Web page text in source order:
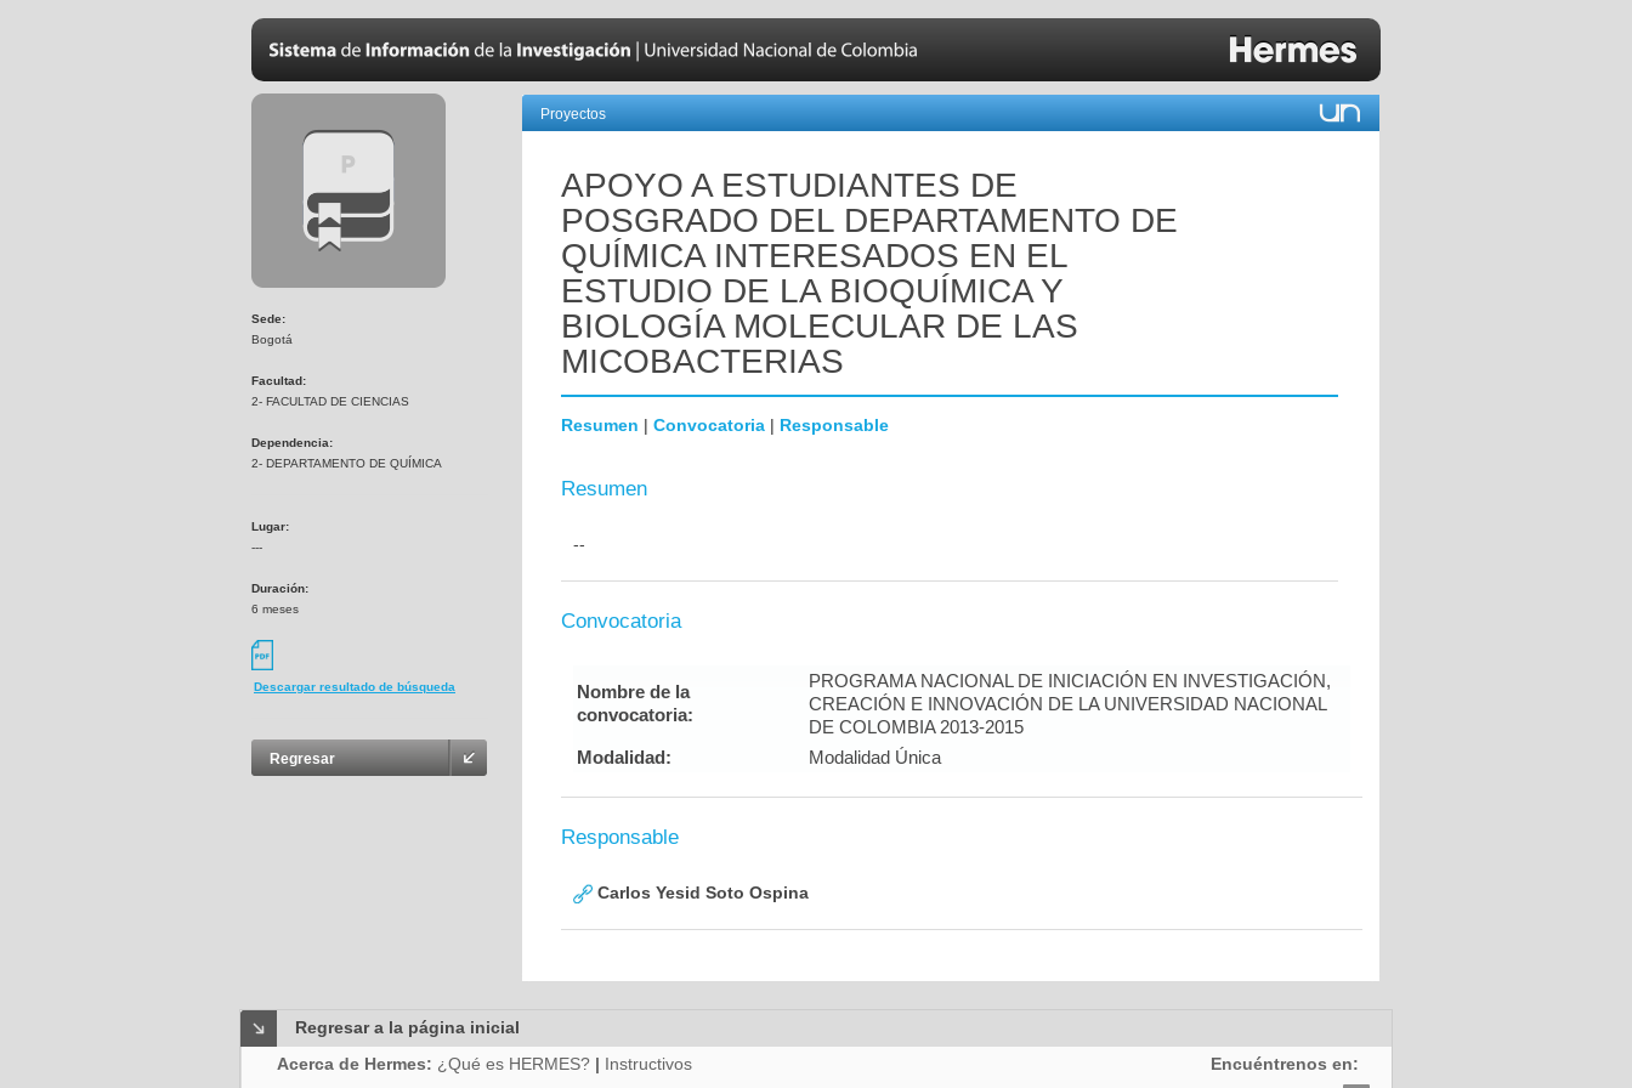
Sede:
Bogotá
Facultad:
2- FACULTAD DE CIENCIAS
Dependencia:
2- DEPARTAMENTO DE QUÍMICA
Lugar:
---
Duración:
6 meses
Descargar resultado de búsqueda
Regresar
Proyectos
APOYO A ESTUDIANTES DE
POSGRADO DEL DEPARTAMENTO DE
QUÍMICA INTERESADOS EN EL
ESTUDIO DE LA BIOQUÍMICA Y
BIOLOGÍA MOLECULAR DE LAS
MICOBACTERIAS
Resumen | Convocatoria | Responsable
Resumen
--
Convocatoria
Nombre de la
convocatoria:
PROGRAMA NACIONAL DE INICIACIÓN EN INVESTIGACIÓN,
CREACIÓN E INNOVACIÓN DE LA UNIVERSIDAD NACIONAL
DE COLOMBIA 2013-2015
Modalidad:
Modalidad Única
Responsable
Carlos Yesid Soto Ospina
Regresar a la página inicial
Acerca de Hermes: ¿Qué es HERMES? | Instructivos Encuéntrenos en: